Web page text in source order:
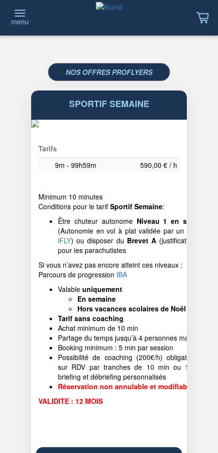
menu
NOS OFFRES PROFLYERS
SPORTIF SEMAINE
Tarifs
9m - 99h59m
590,00 € / h
Minimum 10 minutes
Conditions pour le tarif Sportif Semaine:
Être chuteur autonome Niveau 1 en soufflerie
(Autonomie en vol à plat validée par un
iFLY) ou disposer du Brevet A (justificatif requis)
pour les parachutistes
Si vous n’avez pas encore atteint ces niveaux :
Parcours de progression IBA
Valable uniquement
En semaine
Hors vacances scolaires de Noël
Tarif sans coaching
Achat minimum de 10 min
Partage du temps jusqu’à 4 personnes maximum
Booking minimum : 5 min par session
Possibilité de coaching (200€/h) obligatoirement
sur RDV par tranches de 10 min ou 10 min :
briefing et débriefing personnalisés
Réservation non annulable et modifiable
VALIDITE : 12 MOIS